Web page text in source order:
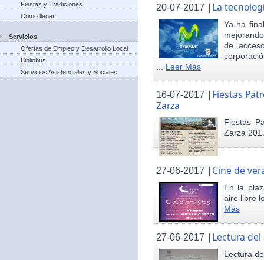
Fiestas y Tradiciones
Como llegar
Servicios
Ofertas de Empleo y Desarrollo Local
Bibliobus
Servicios Asistenciales y Sociales
20-07-2017 | La
Ya ha
de
Leer Más
16-07-2017 | Fiestas
Zarza
Fiestas
Zarza
27-06-2017 | Cine de
En la
aire libre
Más
27-06-2017 | Lectura del
Lectura